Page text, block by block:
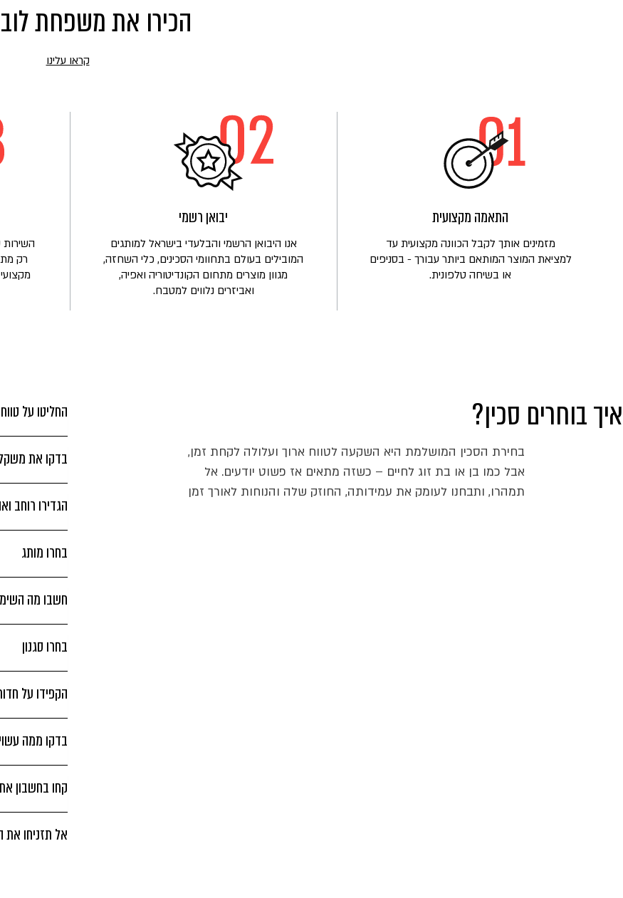
קראו עלינו
הכירו את משפחת
התאמה מקצועית
מזמינים אותך לקבל הכוונה מקצועית עד
למציאת המוצר המותאם ביותר עבורך - בסניפים
או בשיחה טלפונית.
יבואן רשמי
אנו היבואן הרשמי והבלעדי בישראל למותגים
המובילים בעולם בתחוומי הסכינים, כלי השחזה,
מגוון מוצרים מתחום הקונדיטוריה ואפיה,
ואביזרים נלווים למטבח.
רק
איך בוחרים סכין?
בחירת הסכין המושלמת היא השקעה לטווח ארוך ועלולה לקחת זמן,
אבל כמו בן או בת זוג לחיים – כשזה מתאים אז פשוט יודעים. אל
תמהרו, ותבחנו לעומק את עמידותה, החוזק שלה והנוחות לאורך זמן
החליטו על
בדקו את
הגדירו רוחב
בחרו מותג
חשבו מה
בחרו סגנון
הקפידו על
בדקו ממה
קחו בחשבון
אל תזניחו את